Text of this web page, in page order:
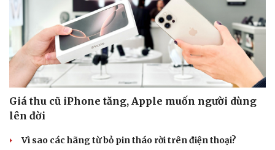
Giá thu cũ iPhone tăng, Apple muốn người dùng
lên đời
Vì sao các hãng từ bỏ pin tháo rời trên điện thoại?